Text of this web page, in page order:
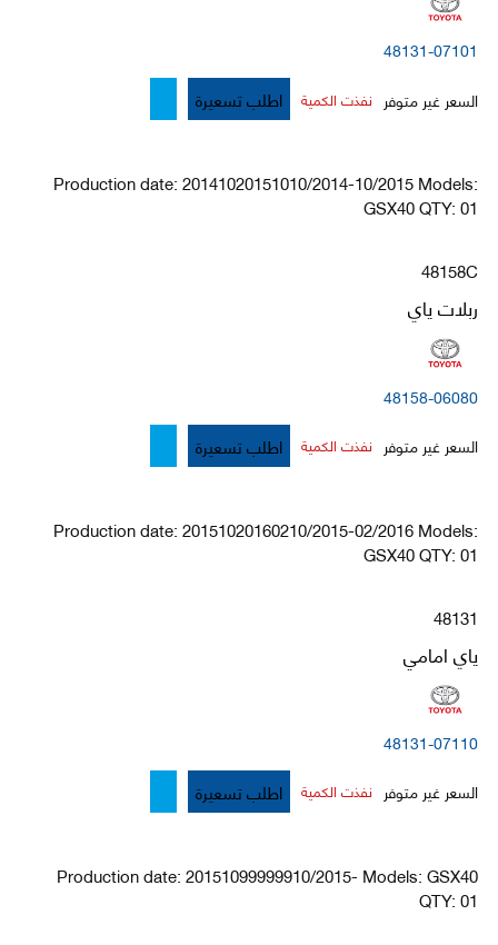
48131-07101
السعر غير متوفر نفذت الكمية اطلب تسعيرة
Production date: 20141020151010/2014-10/2015 Models:
GSX40 QTY: 01
48158C
ربلات ياي
48158-06080
السعر غير متوفر نفذت الكمية اطلب تسعيرة
Production date: 20151020160210/2015-02/2016 Models:
GSX40 QTY: 01
48131
ياي امامي
48131-07110
السعر غير متوفر نفذت الكمية اطلب تسعيرة
Production date: 20151099999910/2015- Models: GSX40
QTY: 01